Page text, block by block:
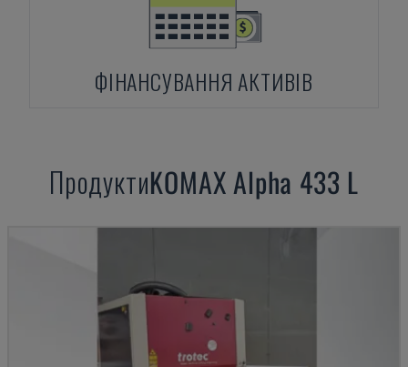
ФІНАНСУВАННЯ АКТИВІВ
ПродуктиKOMAXAlpha 433 L